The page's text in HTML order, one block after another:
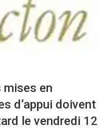
mises en
d’appui doivent
le vendredi 12